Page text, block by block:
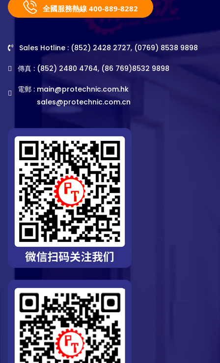
全國服務熱線 400-889-8282
Sales Hotline : (852) 2428 2727, (0769) 8538 9898
傳真 : (852) 2480 4764, (86 769)8532 9898
電郵 : main@protechnic.com.hk
sales@protechnic.com.cn